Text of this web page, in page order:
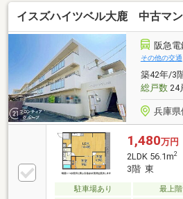
イスズハイツベル大鹿 中古マ
阪急
その他の交通
築42年/3
総戸数24
兵庫県
1,480万円
2LDK 56.1m2
3階 東
駐車場あり 最上階